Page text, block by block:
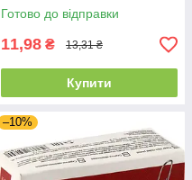
Готово до відправки
11,98 ₴ 13,31 ₴
Купити
–10%